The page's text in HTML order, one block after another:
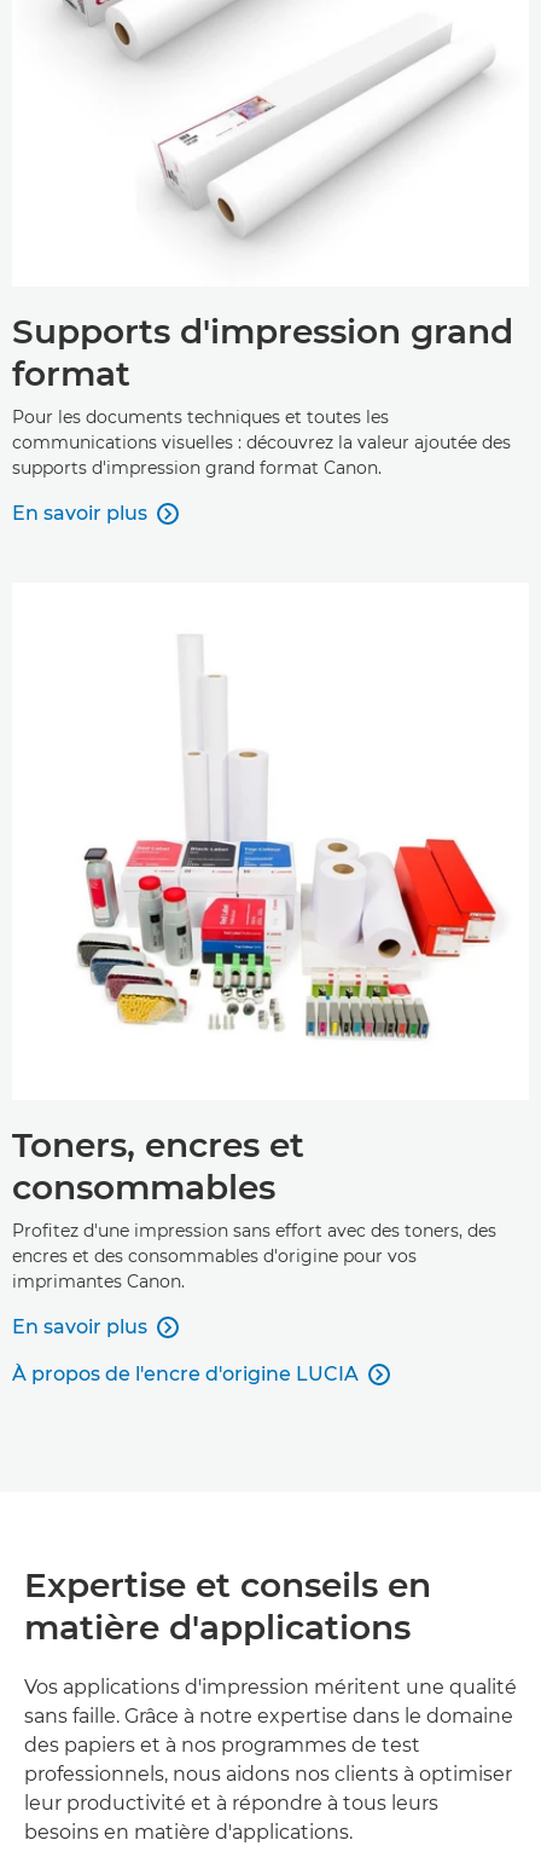
Supports d'impression grand
format
Pour les documents techniques et toutes les
communications visuelles : découvrez la valeur ajoutée des
supports d'impression grand format Canon.
En savoir plus 
Toners, encres et
consommables
Profitez d'une impression sans effort avec des toners, des
encres et des consommables d'origine pour vos
imprimantes Canon.
En savoir plus 
À propos de l'encre d'origine LUCIA 
Expertise et conseils en
matière d'applications
Vos applications d'impression méritent une qualité
sans faille. Grâce à notre expertise dans le domaine
des papiers et à nos programmes de test
professionnels, nous aidons nos clients à optimiser
leur productivité et à répondre à tous leurs
besoins en matière d'applications.